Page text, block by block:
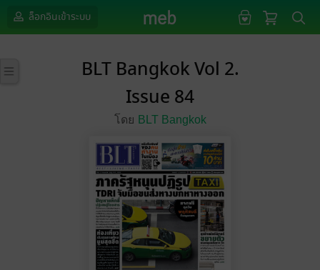
ล็อกอินเข้าระบบ
BLT Bangkok Vol 2.
Issue 84
โดย BLT Bangkok